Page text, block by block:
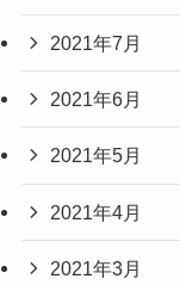
2021年7月
2021年6月
2021年5月
2021年4月
2021年3月